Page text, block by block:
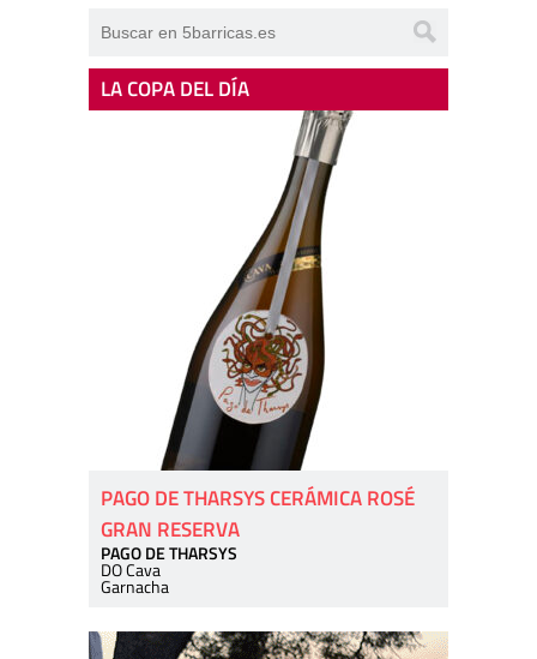
LA COPA DEL DÍA
PAGO DE THARSYS CERÁMICA ROSÉ
GRAN RESERVA
PAGO DE THARSYS
DO Cava
Garnacha